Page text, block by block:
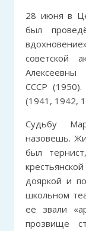
28 июня в Центральной городской библиотеке
был
советской
СССР (1950).
(1941, 1942,
Судьбу
назовешь.
был
дояркой и
школьном
её звали
прозвище